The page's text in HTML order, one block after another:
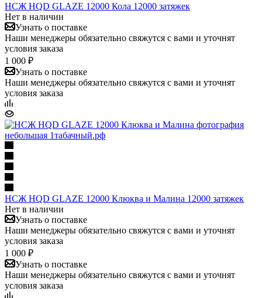
НСЖ HQD GLAZE 12000 Кола 12000 затяжек
Нет в наличии
Узнать о поставке
Наши менеджеры обязательно свяжутся с вами и уточнят
условия заказа
1 000 ₽
Узнать о поставке
Наши менеджеры обязательно свяжутся с вами и уточнят
условия заказа
НСЖ HQD GLAZE 12000 Клюква и Малина 12000 затяжек
Нет в наличии
Узнать о поставке
Наши менеджеры обязательно свяжутся с вами и уточнят
условия заказа
1 000 ₽
Узнать о поставке
Наши менеджеры обязательно свяжутся с вами и уточнят
условия заказа